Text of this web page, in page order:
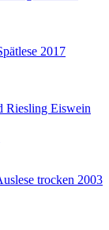
2017
2003